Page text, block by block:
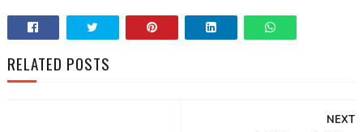
RELATED POSTS
NEXT